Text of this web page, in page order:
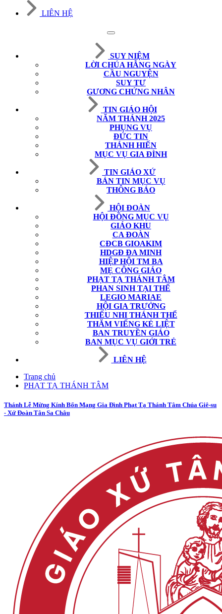
LIÊN HỆ
SUY NIỆM
LỜI CHÚA HẰNG NGÀY
CẦU NGUYỆN
SUY TƯ
GƯƠNG CHỨNG NHÂN
TIN GIÁO HỘI
NĂM THÁNH 2025
PHỤNG VỤ
ĐỨC TIN
THÁNH HIẾN
MỤC VỤ GIA ĐÌNH
TIN GIÁO XỨ
BẢN TIN MỤC VỤ
THÔNG BÁO
HỘI ĐOÀN
HỘI ĐỒNG MỤC VỤ
GIÁO KHU
CA ĐOÀN
CĐCB GIOAKIM
HDGĐ ĐA MINH
HIỆP HỘI TM BA
MẸ CÔNG GIÁO
PHẠT TẠ THÁNH TÂM
PHAN SINH TẠI THẾ
LEGIO MARIAE
HỘI GIA TRƯỞNG
THIẾU NHI THÁNH THỂ
THĂM VIẾNG KẺ LIỆT
BAN TRUYỀN GIÁO
BAN MỤC VỤ GIỚI TRẺ
LIÊN HỆ
Trang chủ
PHẠT TẠ THÁNH TÂM
Thánh Lễ Mừng Kính Bổn Mạng Gia Đình Phạt Tạ Thánh Tâm Chúa Giê-su
- Xứ Đoàn Tân Sa Châu